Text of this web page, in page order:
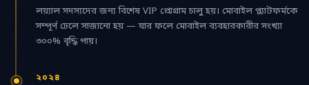
লয়্যাল সদস্যদের জন্য বিশেষ VIP প্রোগ্রাম চালু হয়। মোবাইল প্ল্যাটফর্মকে
সম্পূর্ণ ঢেলে সাজানো হয় — যার ফলে মোবাইল ব্যবহারকারীর সংখ্যা
৩০০% বৃদ্ধি পায়।
২০২৪